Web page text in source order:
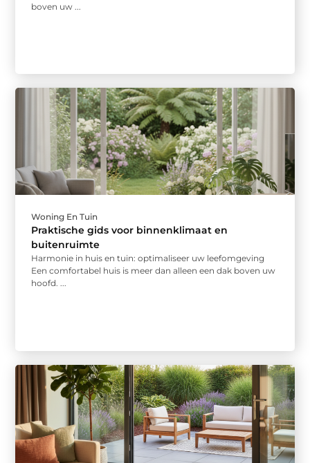
boven uw ...
Woning En Tuin
Praktische gids voor binnenklimaat en
buitenruimte
Harmonie in huis en tuin: optimaliseer uw leefomgeving
Een comfortabel huis is meer dan alleen een dak boven uw
hoofd. ...